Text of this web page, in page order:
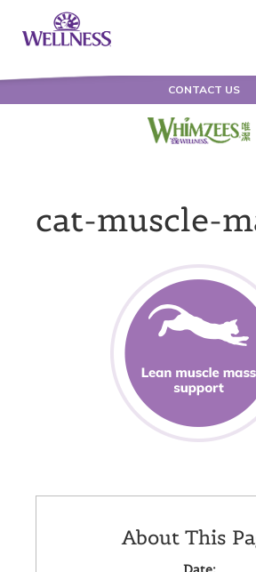
CONTACT US
cat-muscle-
About This